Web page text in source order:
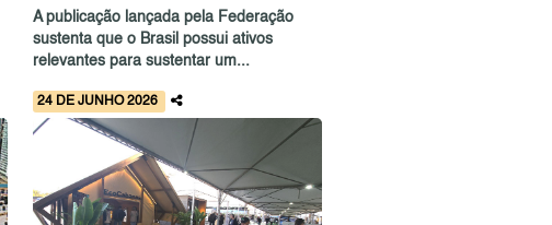
A publicação lançada pela Federação
sustenta que o Brasil possui ativos
relevantes para sustentar um...
24 DE JUNHO 2026